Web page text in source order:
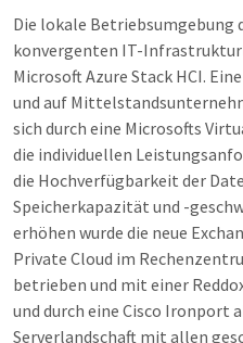
Die lokale Betriebsumgebung
konvergenten IT-
Microsoft Azure Stack HCI.
und auf
sich durch eine Microsofts
die individuellen
die Hochverfügbarkeit der
Speicherkapazität und -
erhöhen wurde die neue
Private Cloud im
betrieben und mit einer
und durch eine Cisco Ironport
Serverlandschaft mit allen